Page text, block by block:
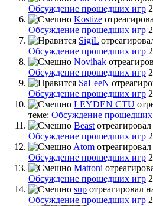
Обсуждение прошедших игр
Kostize
Обсуждение прошедших игр
SigiL
Обсуждение прошедших игр
Novihak
Обсуждение прошедших игр
SaLeeN
Обсуждение прошедших игр
LEYDEN CTU
теме: Обсуждение прошедших
Beast
Обсуждение прошедших игр
Atom
Обсуждение прошедших игр
Mattoni
Обсуждение прошедших игр
sup отреагировал
Обсуждение прошедших игр